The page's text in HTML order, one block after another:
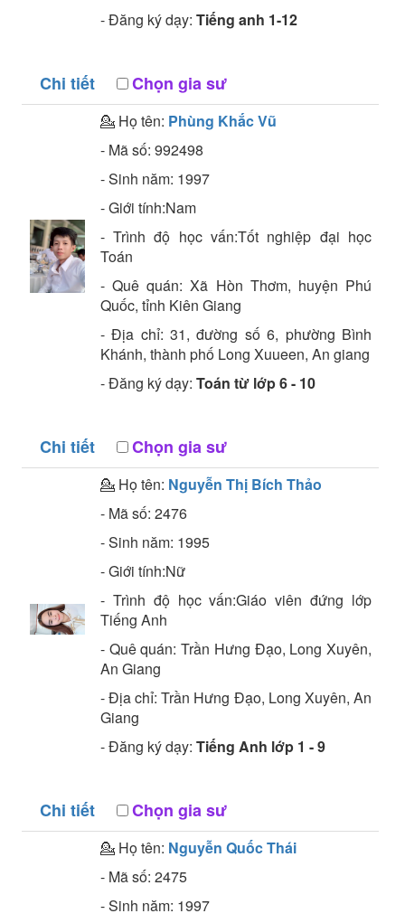
- Đăng ký dạy: Tiếng anh 1-12
Chi tiết Chọn gia sư
💁 Họ tên: Phùng Khắc Vũ
- Mã số: 992498
- Sinh năm: 1997
- Giới tính:Nam
- Trình độ học vấn:Tốt nghiệp đại học
Toán
- Quê quán:Xã Hòn Thơm, huyện Phú
Quốc, tỉnh Kiên Giang
- Địa chỉ:31, đường số 6, phường Bình
Khánh, thành phố Long Xuueen, An giang
- Đăng ký dạy: Toán từ lớp 6 - 10
Chi tiết Chọn gia sư
💁 Họ tên: Nguyễn Thị Bích Thảo
- Mã số: 2476
- Sinh năm: 1995
- Giới tính:Nữ
- Trình độ học vấn:Giáo viên đứng lớp
Tiếng Anh
- Quê quán:Trần Hưng Đạo, Long Xuyên,
An Giang
- Địa chỉ:Trần Hưng Đạo, Long Xuyên, An
Giang
- Đăng ký dạy: Tiếng Anh lớp 1 - 9
Chi tiết Chọn gia sư
💁 Họ tên: Nguyễn Quốc Thái
- Mã số: 2475
- Sinh năm: 1997